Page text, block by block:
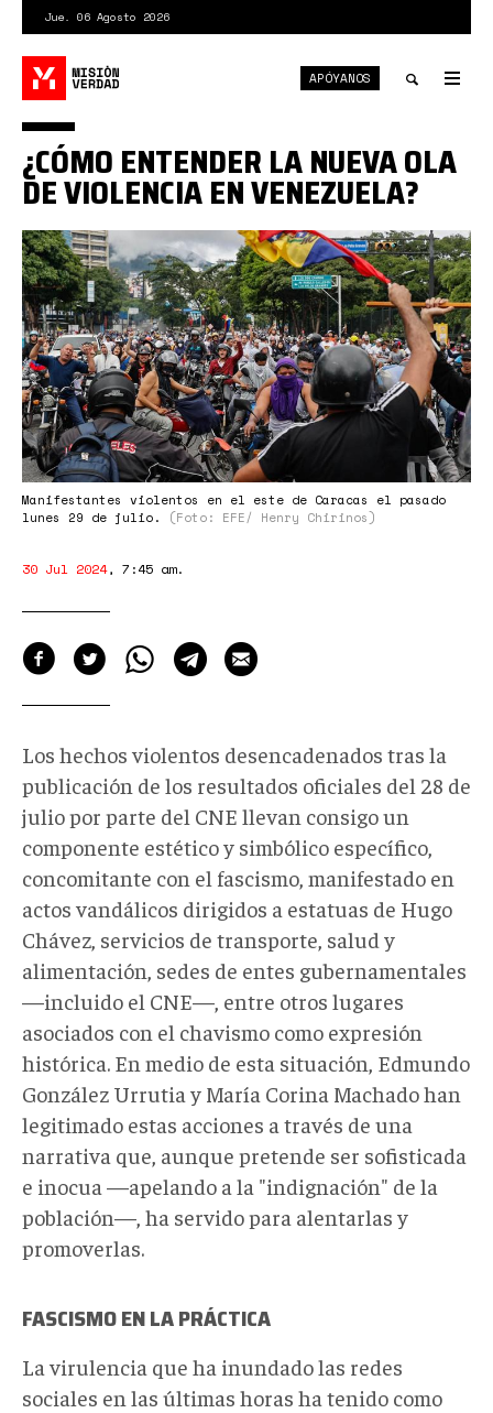
contenido
principal
Jue. 06 Agosto 2026
search
APÓYANOS
guarimbas_29julio2024_001jpg.jpg
Manifestantes violentos en el este de Caracas el pasado
lunes 29 de julio.
(Foto: EFE/ Henry Chirinos)
¿CÓMO ENTENDER LA NUEVA OLA
DE VIOLENCIA EN VENEZUELA?
30 Jul 2024, 7:45 am.
Los hechos violentos desencadenados tras la
publicación de los resultados oficiales del 28 de
julio por parte del CNE llevan consigo un
componente estético y simbólico específico,
concomitante con el fascismo, manifestado en
actos vandálicos dirigidos a estatuas de Hugo
Chávez, servicios de transporte, salud y
alimentación, sedes de entes gubernamentales
—incluido el CNE—, entre otros lugares
asociados con el chavismo como expresión
histórica. En medio de esta situación, Edmundo
González Urrutia y María Corina Machado han
legitimado estas acciones a través de una
narrativa que, aunque pretende ser sofisticada
e inocua —apelando a la "indignación" de la
población—, ha servido para alentarlas y
promoverlas.
FASCISMO EN LA PRÁCTICA
La virulencia que ha inundado las redes
sociales en las últimas horas ha tenido como